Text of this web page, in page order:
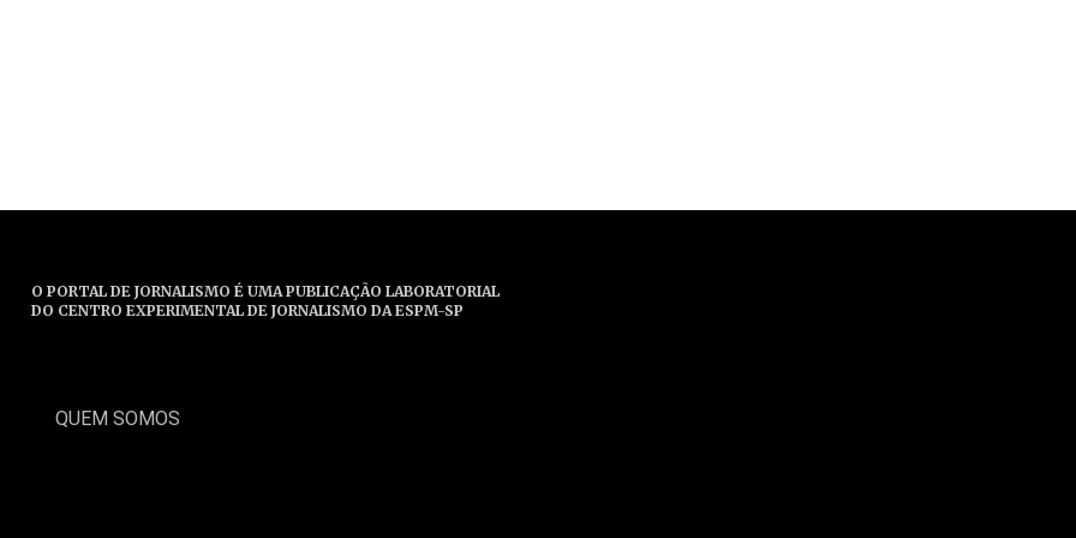
O PORTAL DE JORNALISMO É UMA PUBLICAÇÃO LABORATORIAL
DO CENTRO EXPERIMENTAL DE JORNALISMO DA ESPM-SP
QUEM SOMOS